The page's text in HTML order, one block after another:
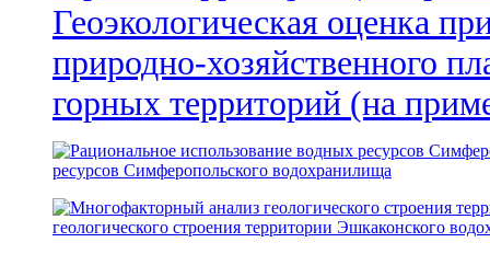
Геоэкологическая оценка
природно-хозяйственного
горных территорий (на
ресурсов Симферопольского водохранилища
геологического строения территории Эшкаконского